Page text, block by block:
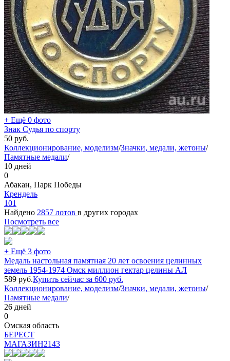
+ Ещё 0 фото
Знак Судья по спорту
50 руб.
Коллекционирование, моделизм/Значки, медали, жетоны/
Памятные медали/
10 дней
0
Абакан, Парк Победы
Крендель
101
Найдено 2857 лотов в других городах
Посмотреть все
+ Ещё 3 фото
Медаль настольная памятная 20 лет освоения целинных
земель 1954-1974 Омск миллион гектар целины АЛ
589 руб.Купить сейчас за 600 руб.
Коллекционирование, моделизм/Значки, медали, жетоны/
Памятные медали/
26 дней
0
Омская область
БEPECT
МАГАЗИН2143